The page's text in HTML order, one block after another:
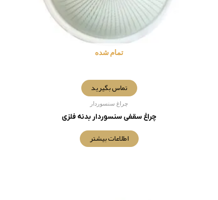
تمام شده
تماس بگیرید
چراغ سنسوردار
چراغ سقفی سنسوردار بدنه فلزی
اطلاعات بیشتر